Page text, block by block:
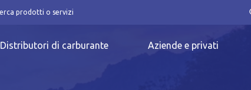
Distributori di carburante Aziende e privati